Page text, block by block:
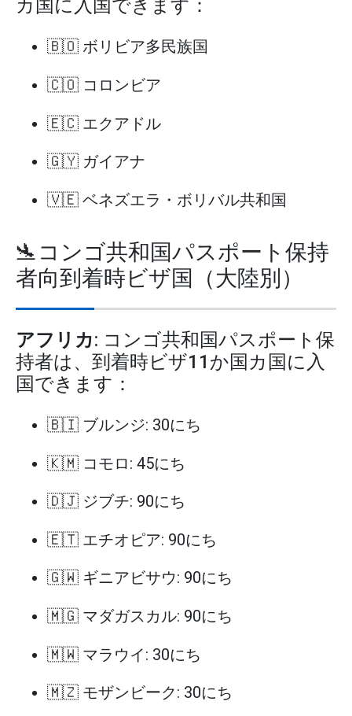
カ国に入国できます：
🇧🇴 ボリビア多民族国
🇨🇴 コロンビア
🇪🇨 エクアドル
🇬🇾 ガイアナ
🇻🇪 ベネズエラ・ボリバル共和国
🛬コンゴ共和国パスポート保持
者向到着時ビザ国（大陸別）
アフリカ: コンゴ共和国パスポート保
持者は、到着時ビザ11か国カ国に入
国できます：
🇧🇮 ブルンジ: 30にち
🇰🇲 コモロ: 45にち
🇩🇯 ジブチ: 90にち
🇪🇹 エチオピア: 90にち
🇬🇼 ギニアビサウ: 90にち
🇲🇬 マダガスカル: 90にち
🇲🇼 マラウイ: 30にち
🇲🇿 モザンビーク: 30にち